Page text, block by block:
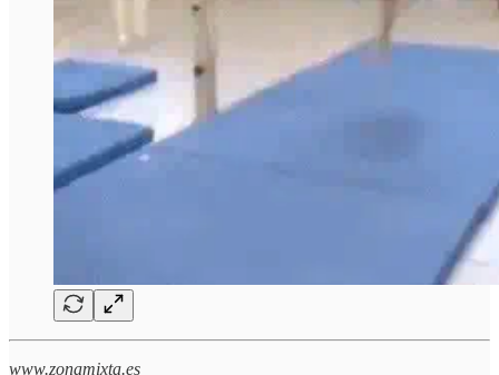
www.zonamixta.es